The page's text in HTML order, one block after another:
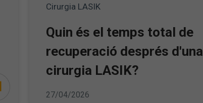
Cirurgia LASIK
Quin és el temps total de
recuperació després d'una
cirurgia LASIK?
27/04/2026